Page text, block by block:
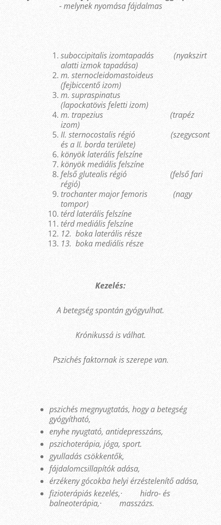
- melynek nyomása fájdalmas
suboccipitalis izomtapadás (nyakszirt
alatti izmok tapadása)
m. sternocleidomastoideus
(fejbiccentő izom)
m. supraspinatus
(lapockatövis feletti izom)
m. trapezius (trapéz
izom)
II. sternocostalis régió (szegycsont
és a II. borda területe)
könyök laterális felszíne
könyök mediális felszíne
felső glutealis régió (felső fari
régió)
trochanter major femoris (nagy
tompor)
térd laterális felszíne
térd mediális felszíne
12.boka laterális része
13.boka mediális része
Kezelés:
A betegség spontán gyógyulhat.
Krónikussá is válhat.
Pszichés faktornak is szerepe van.
pszichés megnyugtatás, hogy a betegség
gyógyítható,
enyhe nyugtató, antidepresszáns,
pszichoterápia, jóga, sport.
gyulladás csökkentők,
fájdalomcsillapítók adása,
érzékeny gócokba helyi érzéstelenítő adása,
fizioterápiás kezelés,· hidro- és
balneoterápia,· masszázs.